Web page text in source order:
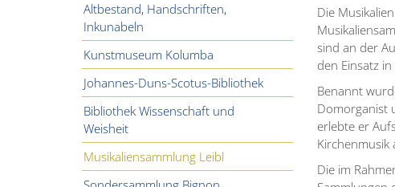
Die
sind an der
den Einsatz
Benannt
Domorganist
erlebte er
Kirchenmusik
Die im
Altbestand, Handschriften,
Inkunabeln
Kunstmuseum Kolumba
Johannes-Duns-Scotus-Bibliothek
Bibliothek Wissenschaft und
Weisheit
Musikaliensammlung Leibl